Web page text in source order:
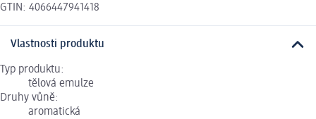
GTIN: 4066447941418
Vlastnosti produktu
Typ produktu:
tělová emulze
Druhy vůně:
aromatická